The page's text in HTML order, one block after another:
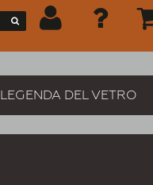
LEGENDA DEL VETRO